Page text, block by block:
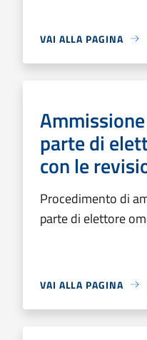
VAI ALLA PAGINA
parte di
con le
Procedimento di
parte di elettore
VAI ALLA PAGINA